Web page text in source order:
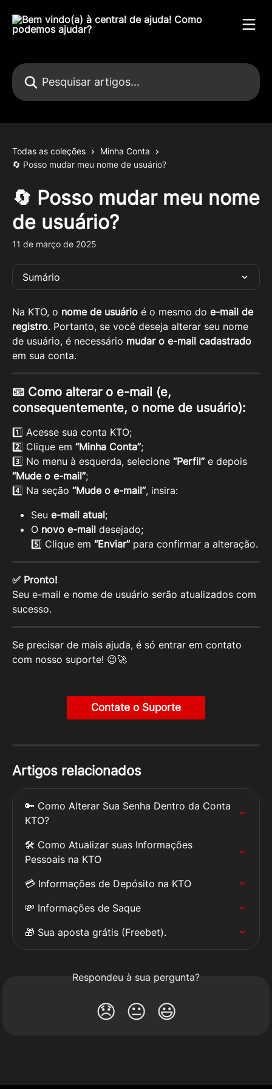
Pesquisar artigos...
Todas as coleções
Minha Conta
🔄 Posso mudar meu nome de usuário?
🔄 Posso mudar meu nome
de usuário?
11 de março de 2025
Sumário
Na KTO, o nome de usuário é o mesmo do e-mail de
registro. Portanto, se você deseja alterar seu nome
de usuário, é necessário mudar o e-mail cadastrado
em sua conta.
📧 Como alterar o e-mail (e,
consequentemente, o nome de usuário):
1️⃣ Acesse sua conta KTO;
2️⃣ Clique em “Minha Conta”;
3️⃣ No menu à esquerda, selecione “Perfil” e depois
“Mude o e-mail”;
4️⃣ Na seção “Mude o e-mail”, insira:
Seu e-mail atual;
O novo e-mail desejado;
5️⃣ Clique em “Enviar” para confirmar a alteração.
✅ Pronto!
Seu e-mail e nome de usuário serão atualizados com
sucesso.
Se precisar de mais ajuda, é só entrar em contato
com nosso suporte! 😉🚀
Contate o Suporte
Artigos relacionados
🔑 Como Alterar Sua Senha Dentro da Conta
KTO?
🛠️ Como Atualizar suas Informações
Pessoais na KTO
💳 Informações de Depósito na KTO
💸 Informações de Saque
🎁 Sua aposta grátis (Freebet).
Respondeu à sua pergunta?
😞 😐 😃